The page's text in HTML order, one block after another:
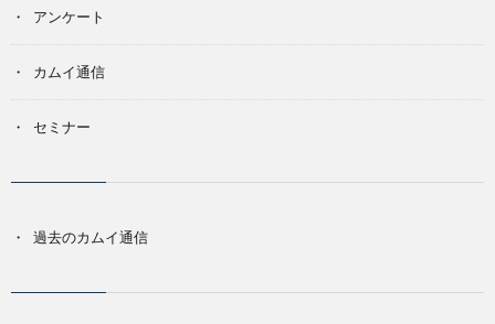
アンケート
カムイ通信
セミナー
過去のカムイ通信